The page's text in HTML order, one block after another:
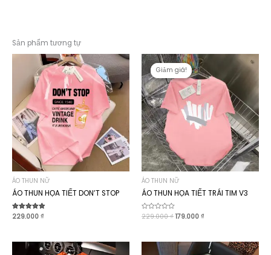
Sản phẩm tương tự
ÁO THUN NỮ
ÁO THUN HỌA TIẾT DON’T STOP
Được xếp
229.000 ₫
Giảm giá!
Giảm giá!
ÁO THUN NỮ
ÁO THUN HỌA TIẾT TRÁI TIM V3
Được
229.000₫ Giá
179.000 ₫
179.000 ₫.